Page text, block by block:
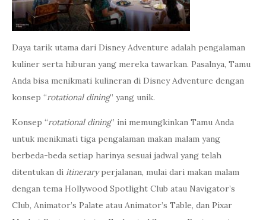
Daya tarik utama dari Disney Adventure adalah pengalaman
kuliner serta hiburan yang mereka tawarkan. Pasalnya, Tamu
Anda bisa menikmati kulineran di Disney Adventure dengan
konsep “rotational dining” yang unik.
Konsep “rotational dining” ini memungkinkan Tamu Anda
untuk menikmati tiga pengalaman makan malam yang
berbeda-beda setiap harinya sesuai jadwal yang telah
ditentukan di itineraryperjalanan, mulai dari makan malam
dengan tema Hollywood Spotlight Club atau Navigator’s
Club, Animator’s Palate atau Animator’s Table, dan Pixar